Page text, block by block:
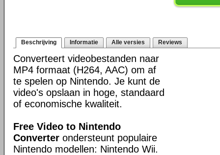
Beschrijving Informatie Alle versies Reviews
Converteert videobestanden naar
MP4 formaat (H264, AAC) om af
te spelen op Nintendo. Je kunt de
video's opslaan in hoge, standaard
of economische kwaliteit.
Free Video to Nintendo
Converter ondersteunt populaire
Nintendo modellen: Nintendo Wii.